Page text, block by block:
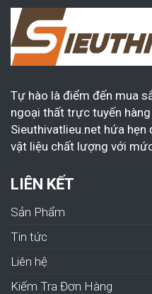
Tự hào là điểm đến mua
ngoại thất trực tuyến
Sieuthivatlieu.net hứa hẹn
vật liệu chất lượng với
LIÊN KẾT
Sản Phẩm
Tin tức
Liên hệ
Kiếm Tra Đơn Hàng